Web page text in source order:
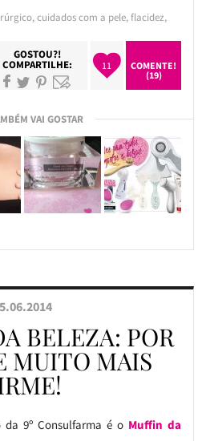
,cuidados com a pele,flacidez,
GOSTOU?!
COMPARTILHE: 11
COMENTE!
(19)
VAI GOSTAR
BELEZA: POR
MUITO MAIS
9º Consulfarma é o Muffin da